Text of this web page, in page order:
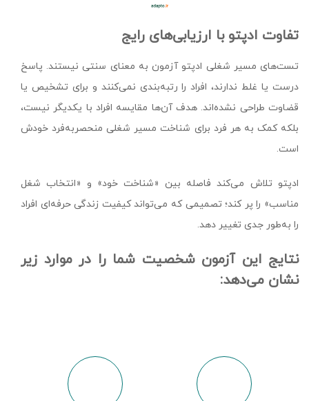
تفاوت ادپتو با ارزیابی‌های رایج
تست‌های مسیر شغلی ادپتو آزمون به معنای سنتی نیستند. پاسخ
درست یا غلط ندارند، افراد را رتبه‌بندی نمی‌کنند و برای تشخیص یا
قضاوت طراحی نشده‌اند. هدف آن‌ها مقایسه افراد با یکدیگر نیست،
بلکه کمک به هر فرد برای شناخت مسیر شغلی منحصربه‌فرد خودش
است.
ادپتو تلاش می‌کند فاصله بین «شناخت خود» و «انتخاب شغل
مناسب» را پر کند؛ تصمیمی که می‌تواند کیفیت زندگی حرفه‌ای افراد
را به‌طور جدی تغییر دهد.
نتایج این آزمون شخصیت شما را در موارد زیر
نشان می‌دهد: